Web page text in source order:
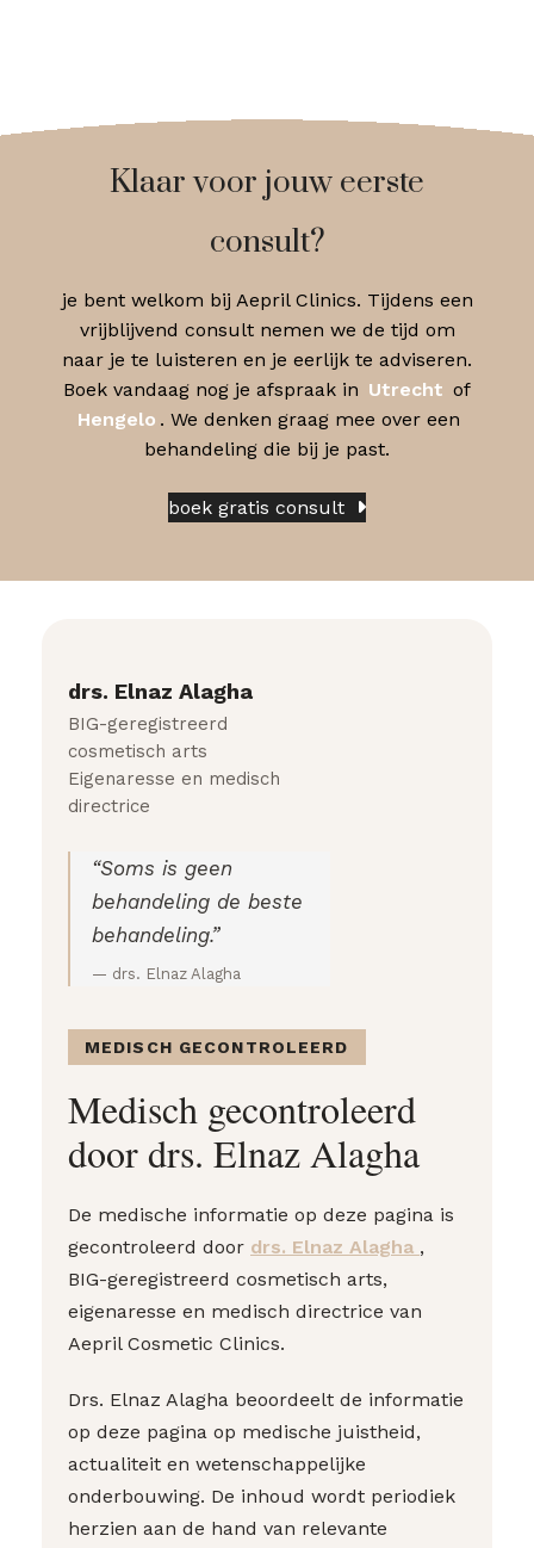
Klaar voor jouw eerste
consult?
je bent welkom bij Aepril Clinics. Tijdens een
vrijblijvend consult nemen we de tijd om
naar je te luisteren en je eerlijk te adviseren.
Boek vandaag nog je afspraak in Utrecht of
Hengelo . We denken graag mee over een
behandeling die bij je past.
boek gratis consult
drs. Elnaz Alagha
BIG-geregistreerd
cosmetisch arts
Eigenaresse en medisch
directrice
“Soms is geen
behandeling de beste
behandeling.”
— drs. Elnaz Alagha
MEDISCH GECONTROLEERD
Medisch gecontroleerd
door drs. Elnaz Alagha
De medische informatie op deze pagina is
gecontroleerd door drs. Elnaz Alagha ,
BIG-geregistreerd cosmetisch arts,
eigenaresse en medisch directrice van
Aepril Cosmetic Clinics.
Drs. Elnaz Alagha beoordeelt de informatie
op deze pagina op medische juistheid,
actualiteit en wetenschappelijke
onderbouwing. De inhoud wordt periodiek
herzien aan de hand van relevante